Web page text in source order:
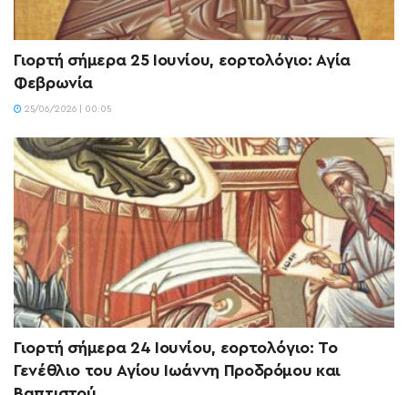
Γιορτή σήμερα 25 Ιουνίου, εορτολόγιο: Αγία
Φεβρωνία
25/06/2026 | 00:05
Γιορτή σήμερα 24 Ιουνίου, εορτολόγιο: Το
Γενέθλιο του Αγίου Ιωάννη Προδρόμου και